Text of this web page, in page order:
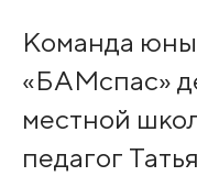
Команда
«БАМспас»
местной
педагог